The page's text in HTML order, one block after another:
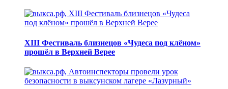
XIII Фестиваль близнецов «Чудеса под клёном»
прошёл в Верхней Верее